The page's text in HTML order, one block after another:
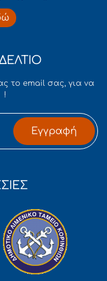
το email σας, για να
!
Εγγραφή